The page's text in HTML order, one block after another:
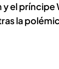
el príncipe
la